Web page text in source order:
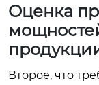
Оценка
Второе, что